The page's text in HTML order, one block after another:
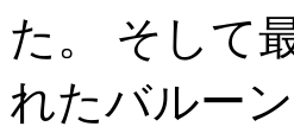
た。 そして
れたバルー